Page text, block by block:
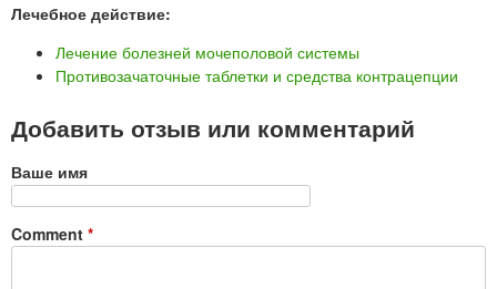
Лечебное действие:
Лечение болезней мочеполовой системы
Противозачаточные таблетки и средства контрацепции
Добавить отзыв или комментарий
Ваше имя
Comment *